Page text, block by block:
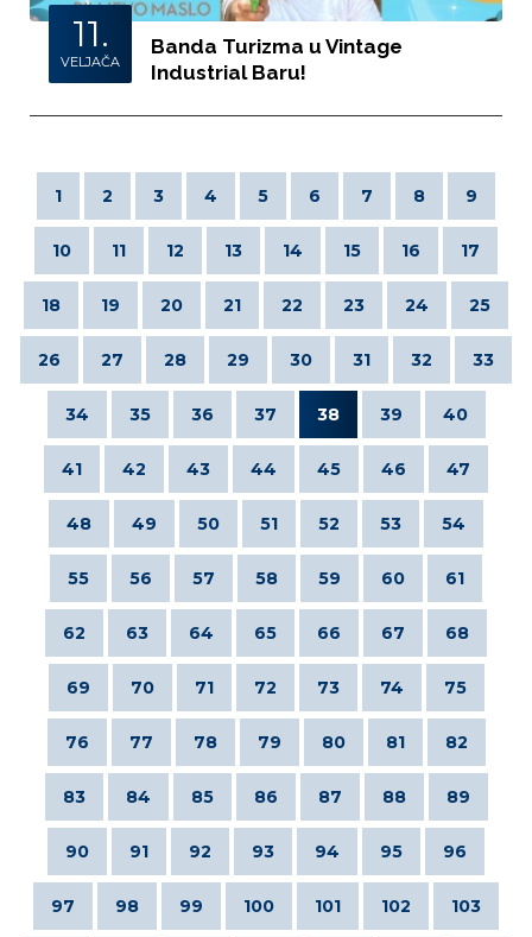
11.
VELJAČA
Banda Turizma u Vintage
Industrial Baru!
1 2 3 4 5 6 7 8 9
10 11 12 13 14 15 16 17
18 19 20 21 22 23 24 25
26 27 28 29 30 31 32 33
34 35 36 37 38 39 40
41 42 43 44 45 46 47
48 49 50 51 52 53 54
55 56 57 58 59 60 61
62 63 64 65 66 67 68
69 70 71 72 73 74 75
76 77 78 79 80 81 82
83 84 85 86 87 88 89
90 91 92 93 94 95 96
97 98 99 100 101 102 103